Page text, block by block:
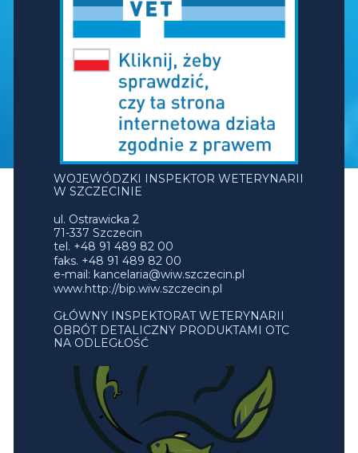
WOJEWÓDZKI INSPEKTOR WETERYNARII
W SZCZECINIE
ul. Ostrawicka 2
71-337 Szczecin
tel. +48 91 489 82 00
faks. +48 91 489 82 00
e-mail: kancelaria@wiw.szczecin.pl
www.http://bip.wiw.szczecin.pl
GŁÓWNY INSPEKTORAT WETERYNARII
OBRÓT DETALICZNY PRODUKTAMI OTC
NA ODLEGŁOŚĆ